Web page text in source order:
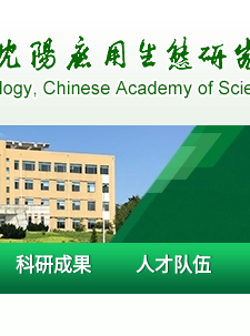
科研成果 人才队伍